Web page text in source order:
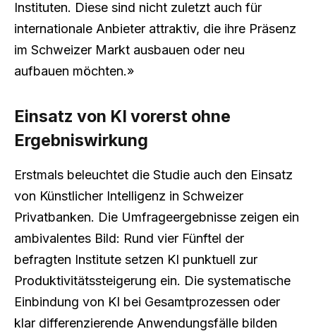
Instituten. Diese sind nicht zuletzt auch für
internationale Anbieter attraktiv, die ihre Präsenz
im Schweizer Markt ausbauen oder neu
aufbauen möchten.»
Einsatz von KI vorerst ohne
Ergebniswirkung
Erstmals beleuchtet die Studie auch den Einsatz
von Künstlicher Intelligenz in Schweizer
Privatbanken. Die Umfrageergebnisse zeigen ein
ambivalentes Bild: Rund vier Fünftel der
befragten Institute setzen KI punktuell zur
Produktivitätssteigerung ein. Die systematische
Einbindung von KI bei Gesamtprozessen oder
klar differenzierende Anwendungsfälle bilden